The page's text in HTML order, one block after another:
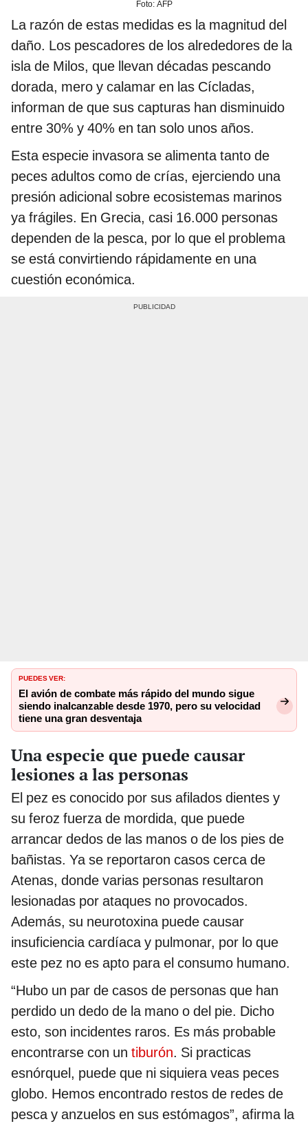
Foto: AFP
La razón de estas medidas es la magnitud del
daño. Los pescadores de los alrededores de la
isla de Milos, que llevan décadas pescando
dorada, mero y calamar en las Cícladas,
informan de que sus capturas han disminuido
entre 30% y 40% en tan solo unos años.
Esta especie invasora se alimenta tanto de
peces adultos como de crías, ejerciendo una
presión adicional sobre ecosistemas marinos
ya frágiles. En Grecia, casi 16.000 personas
dependen de la pesca, por lo que el problema
se está convirtiendo rápidamente en una
cuestión económica.
PUEDES VER:
El avión de combate más rápido del mundo sigue
siendo inalcanzable desde 1970, pero su velocidad
tiene una gran desventaja
Una especie que puede causar
lesiones a las personas
El pez es conocido por sus afilados dientes y
su feroz fuerza de mordida, que puede
arrancar dedos de las manos o de los pies de
bañistas. Ya se reportaron casos cerca de
Atenas, donde varias personas resultaron
lesionadas por ataques no provocados.
Además, su neurotoxina puede causar
insuficiencia cardíaca y pulmonar, por lo que
este pez no es apto para el consumo humano.
“Hubo un par de casos de personas que han
perdido un dedo de la mano o del pie. Dicho
esto, son incidentes raros. Es más probable
encontrarse con un tiburón. Si practicas
esnórquel, puede que ni siquiera veas peces
globo. Hemos encontrado restos de redes de
pesca y anzuelos en sus estómagos”, afirma la